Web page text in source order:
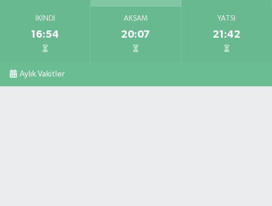
İKINDI
16:54
AKŞAM
20:07
YATSI
21:42
Aylık Vakitler